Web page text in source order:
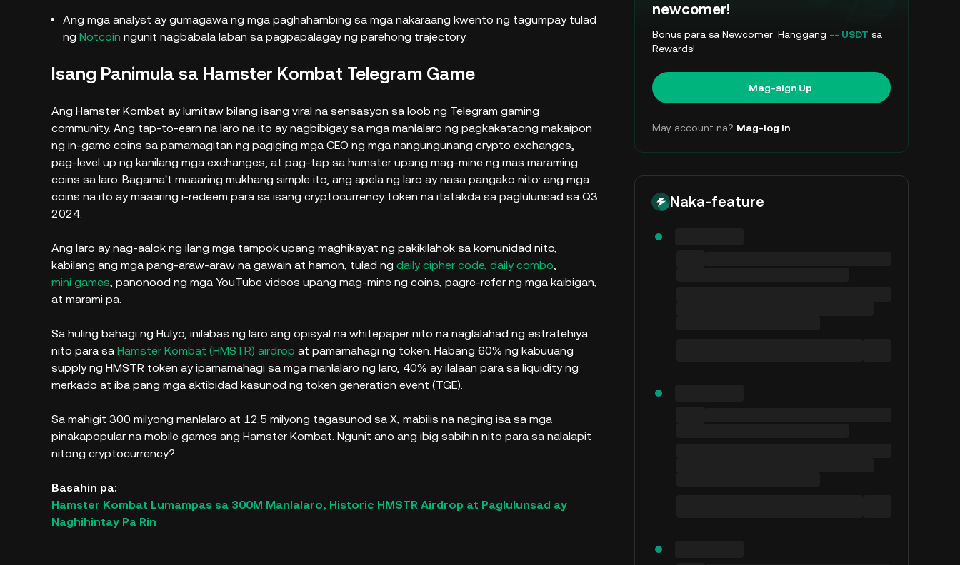
Ang mga analyst ay gumagawa ng mga paghahambing sa mga nakaraang kwento ng tagumpay tulad
ng Notcoin ngunit nagbabala laban sa pagpapalagay ng parehong trajectory.
Isang Panimula sa Hamster Kombat Telegram Game
Ang Hamster Kombat ay lumitaw bilang isang viral na sensasyon sa loob ng Telegram gaming
community. Ang tap-to-earn na laro na ito ay nagbibigay sa mga manlalaro ng pagkakataong makaipon
ng in-game coins sa pamamagitan ng pagiging mga CEO ng mga nangungunang crypto exchanges,
pag-level up ng kanilang mga exchanges, at pag-tap sa hamster upang mag-mine ng mas maraming
coins sa laro. Bagama't maaaring mukhang simple ito, ang apela ng laro ay nasa pangako nito: ang mga
coins na ito ay maaaring i-redeem para sa isang cryptocurrency token na itatakda sa paglulunsad sa Q3
2024.
Ang laro ay nag-aalok ng ilang mga tampok upang maghikayat ng pakikilahok sa komunidad nito,
kabilang ang mga pang-araw-araw na gawain at hamon, tulad ng daily cipher code, daily combo,
mini games, panonood ng mga YouTube videos upang mag-mine ng coins, pagre-refer ng mga kaibigan,
at marami pa.
Sa huling bahagi ng Hulyo, inilabas ng laro ang opisyal na whitepaper nito na naglalahad ng estratehiya
nito para sa Hamster Kombat (HMSTR) airdrop at pamamahagi ng token. Habang 60% ng kabuuang
supply ng HMSTR token ay ipamamahagi sa mga manlalaro ng laro, 40% ay ilalaan para sa liquidity ng
merkado at iba pang mga aktibidad kasunod ng token generation event (TGE).
Sa mahigit 300 milyong manlalaro at 12.5 milyong tagasunod sa X, mabilis na naging isa sa mga
pinakapopular na mobile games ang Hamster Kombat. Ngunit ano ang ibig sabihin nito para sa nalalapit
nitong cryptocurrency?
Basahin pa:
Hamster Kombat Lumampas sa 300M Manlalaro, Historic HMSTR Airdrop at Paglulunsad ay
Naghihintay Pa Rin
newcomer!
Bonus para sa Newcomer: Hanggang -- USDT sa
Rewards!
Mag-sign Up
May account na? Mag-log In
Naka-feature